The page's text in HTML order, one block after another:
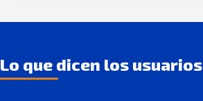
Lo que dicen los usuarios